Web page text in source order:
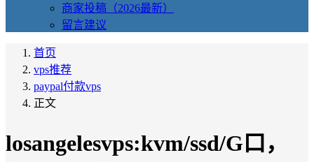
商家投稿（2026最新）
留言建议
首页
vps推荐
paypal付款vps
正文
losangelesvps:kvm/ssd/G口，